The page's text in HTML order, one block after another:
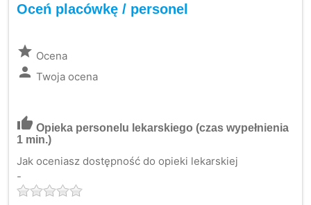
Oceń placówkę / personel
grade Ocena
person Twoja ocena
thumb_up Opieka personelu lekarskiego (czas wypełnienia
1 min.)
Jak oceniasz dostępność do opieki lekarskiej
-